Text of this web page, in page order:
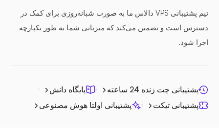
سی‌فایل
تیم پشتیبانی VPS دالاس ما به صورت شبانه‌روزی برای کمک در
دسترس است و تضمین می‌کند که میزبانی شما به طور یکپارچه
اجرا شود.
پشتیبانی چت زنده 24 ساعته
پایگاه دانش
پشتیبانی تیکت
پشتیبانی اولتا هوش مصنوعی